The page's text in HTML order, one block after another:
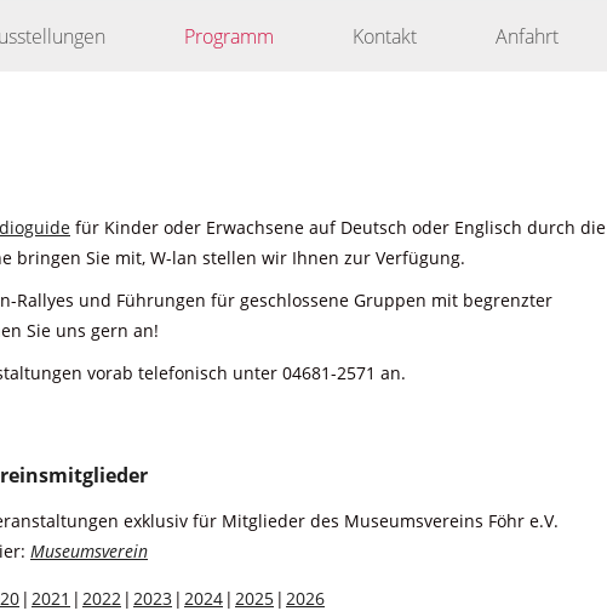
Programm Kontakt Anfahrt
für Kinder oder Erwachsene auf Deutsch oder Englisch durch die
bringen Sie mit, W-lan stellen wir Ihnen zur Verfügung.
Rallyes und Führungen für geschlossene Gruppen mit begrenzter
Sie uns gern an!
vorab telefonisch unter 04681-2571 an.
exklusiv für Mitglieder des Museumsvereins Föhr e.V.
Museumsverein
2021 2022 2023 2024 2025 2026